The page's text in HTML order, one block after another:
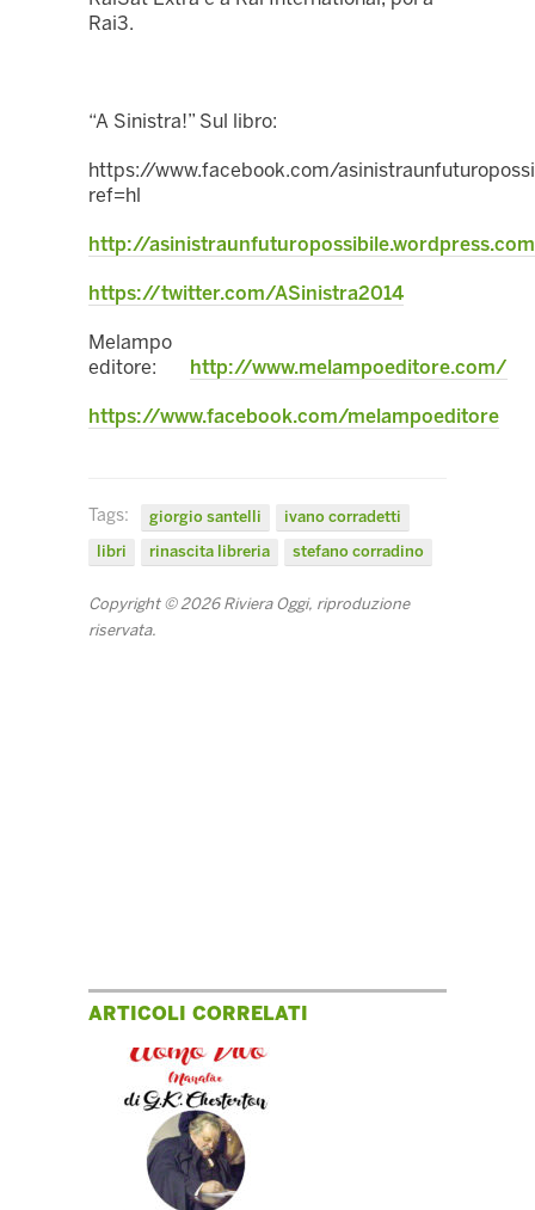
Rai3.
“A Sinistra!” Sul libro:
https://www.facebook.com/
ref=hl
http://asinistraunfuturopossibile.wordpress.com
https://twitter.com/ASinistra2014
Melampo
editore: http://www.melampoeditore.com/
https://www.facebook.com/melampoeditore
Tags: giorgio santelli
ivano corradetti
libri
rinascita libreria stefano corradino
Copyright © 2026 Riviera Oggi, riproduzione
riservata.
ARTICOLI CORRELATI